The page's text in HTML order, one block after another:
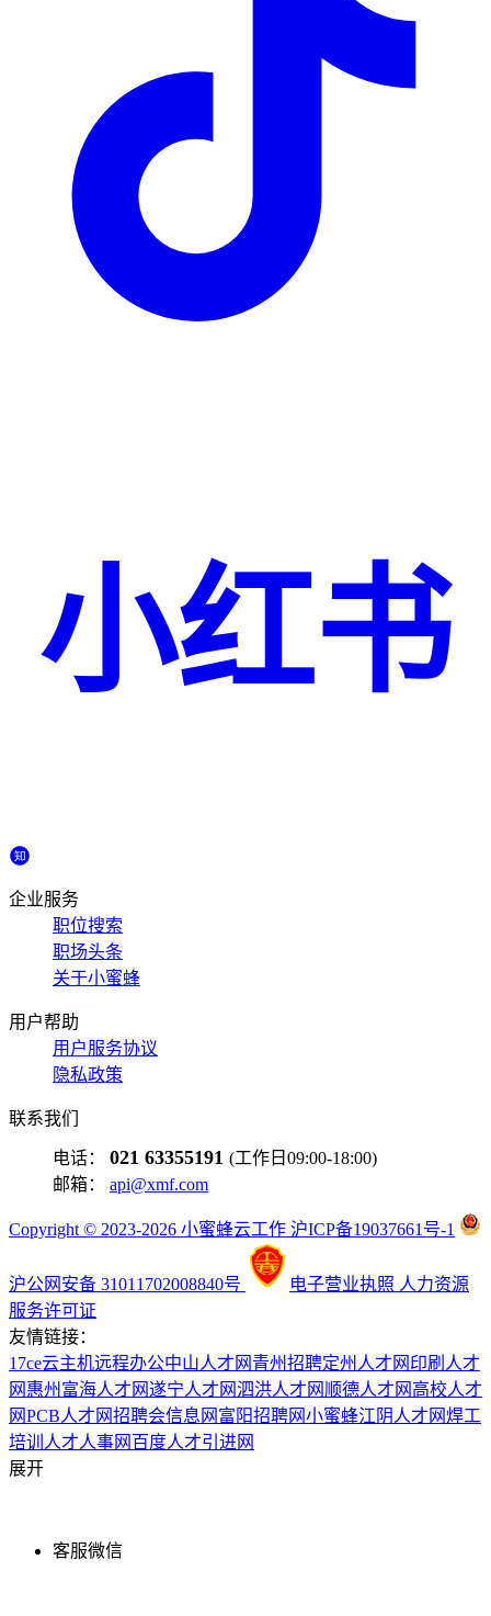
小红书
企业服务
职位搜索
职场头条
关于小蜜蜂
用户帮助
用户服务协议
隐私政策
联系我们
电话： 021 63355191 (工作日09:00-18:00)
邮箱： api@xmf.com
Copyright © 2023-2026 小蜜蜂云工作 沪ICP备19037661号-1
沪公网安备 31011702008840号 电子营业执照 人力资源
服务许可证
友情链接：
17ce云主机远程办公中山人才网 青州招聘定州人才网 印刷人才
网 惠州富海人才网遂宁人才网泗洪人才网 顺德人才网 高校人才
网PCB人才网招聘会信息网 富阳招聘网小蜜蜂江阴人才网焊工
培训 人才人事网 百度人才引进网
展开
客服微信